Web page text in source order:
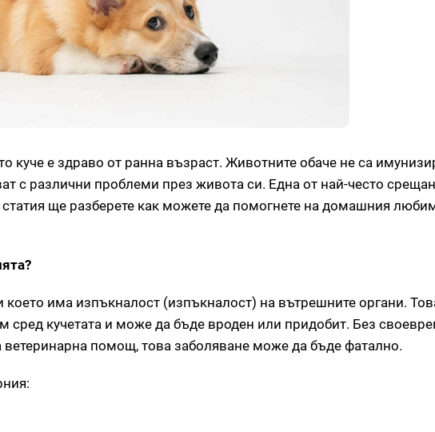
куче е здраво от ранна възраст. Животните обаче не са
с различни проблеми през живота си. Една от най-често
статия ще разберете как можете да помогнете на домашния
което има изпъкналост (изпъкналост) на вътрешните органи.
сред кучетата и може да бъде вроден или придобит. Без
помощ, това заболяване може да бъде фатално.